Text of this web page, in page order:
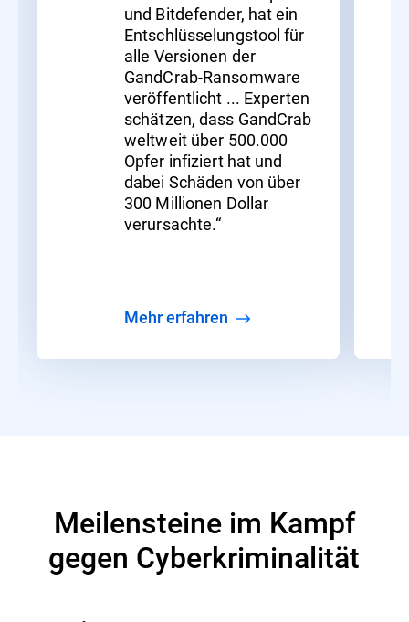
und Bitdefender, hat ein
Entschlüsselungstool für
alle Versionen der
GandCrab-Ransomware
veröffentlicht ... Experten
schätzen, dass GandCrab
weltweit über 500.000
Opfer infiziert hat und
dabei Schäden von über
300 Millionen Dollar
verursachte.“
Mehr erfahren
Meilensteine im Kampf
gegen Cyberkriminalität